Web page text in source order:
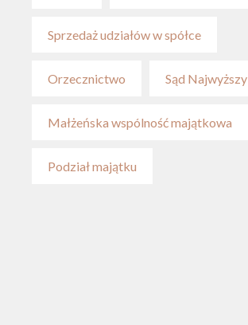
Sprzedaż udziałów w spółce
Orzecznictwo Sąd Najwyższy
Małżeńska wspólność majątkowa
Podział majątku